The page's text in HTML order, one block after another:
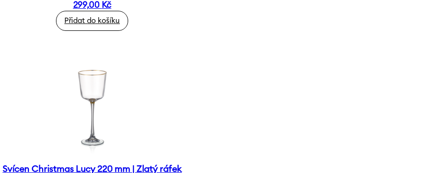
299,00 Kč
Přidat do košíku
Svícen Christmas Lucy 220 mm | Zlatý ráfek